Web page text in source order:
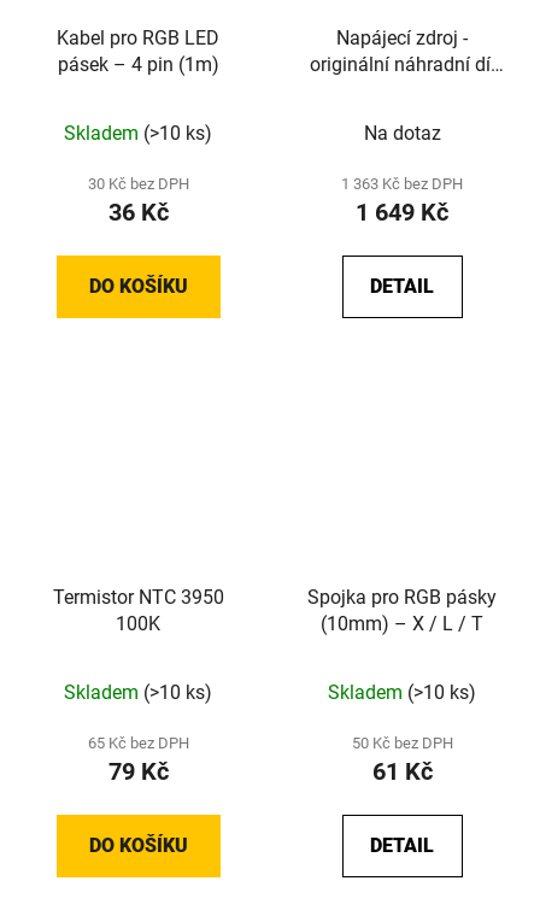
Kabel pro RGB LED
pásek – 4 pin (1m)
Skladem (>10 ks)
30 Kč bez DPH
36 Kč
DO KOŠÍKU
Napájecí zdroj -
originální náhradní díl
Na dotaz
1 363 Kč bez DPH
1 649 Kč
DETAIL
Termistor NTC 3950
100K
Skladem (>10 ks)
65 Kč bez DPH
79 Kč
DO KOŠÍKU
Spojka pro RGB pásky
(10mm) – X / L / T
Skladem (>10 ks)
50 Kč bez DPH
61 Kč
DETAIL